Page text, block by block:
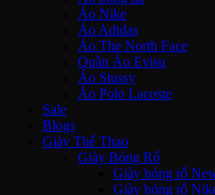
Áo Nike
Áo Adidas
Áo The North Face
Quần Áo Evisu
Áo Stussy
Áo Polo Lacoste
Sale
Blogs
Giày Thể Thao
Giày Bóng Rổ
Giày bóng rổ
Giày bóng rổ